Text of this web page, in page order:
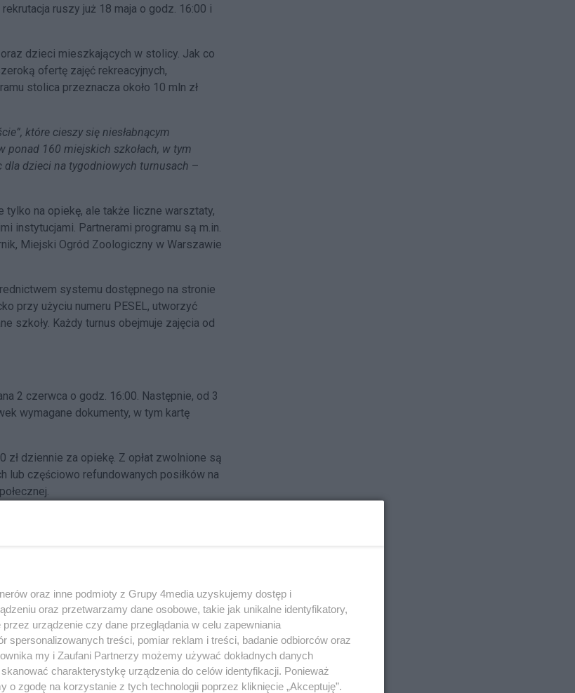
ruszy już 18 maja o godz. 16:00 i
dzieci mieszkających w stolicy. Jak co
ofertę zajęć rekreacyjnych,
stolica przeznacza około 10 mln zł
które cieszy się niesłabnącym
ponad 160 miejskich szkołach, w tym
dzieci na tygodniowych turnusach –
na opiekę, ale także liczne warsztaty,
instytucjami. Partnerami programu są m.in.
Miejski Ogród Zoologiczny w Warszawie
systemu dostępnego na stronie
przy użyciu numeru PESEL, utworzyć
szkoły. Każdy turnus obejmuje zajęcia od
2 czerwca o godz. 16:00. Następnie, od 3
wymagane dokumenty, w tym kartę
zł dziennie za opiekę. Z opłat zwolnione są
lub częściowo refundowanych posiłków na
do piątku, w godzinach od 7:00–8:00 do
dostosowując go do wieku
dodatkowych zajęć specjalistycznych
oraz ośrodkach sportu i
boiska, hale sportowe i baseny.
wakacyjnych inicjatyw organizowanych
wypoczynek podczas letniej przerwy od
oraz inne podmioty z Grupy 4media uzyskujemy dostęp i
oraz przetwarzamy dane osobowe, takie jak unikalne identyfikatory,
urządzenie czy dane przeglądania w celu zapewniania
spersonalizowanych treści, pomiar reklam i treści, badanie odbiorców oraz
my i Zaufani Partnerzy możemy używać dokładnych danych
charakterystykę urządzenia do celów identyfikacji. Ponieważ
o zgodę na korzystanie z tych technologii poprzez kliknięcie „Akceptuję”.